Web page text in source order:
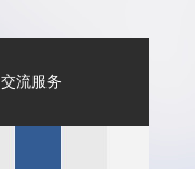
交流服务